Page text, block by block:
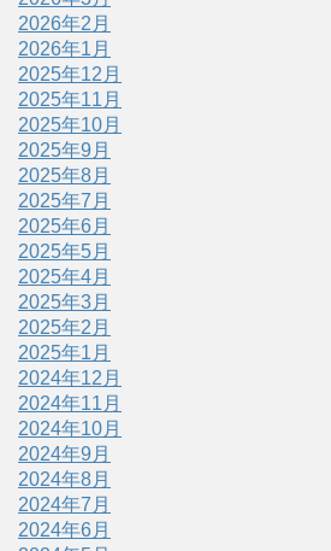
2026年2月
2026年1月
2025年12月
2025年11月
2025年10月
2025年9月
2025年8月
2025年7月
2025年6月
2025年5月
2025年4月
2025年3月
2025年2月
2025年1月
2024年12月
2024年11月
2024年10月
2024年9月
2024年8月
2024年7月
2024年6月